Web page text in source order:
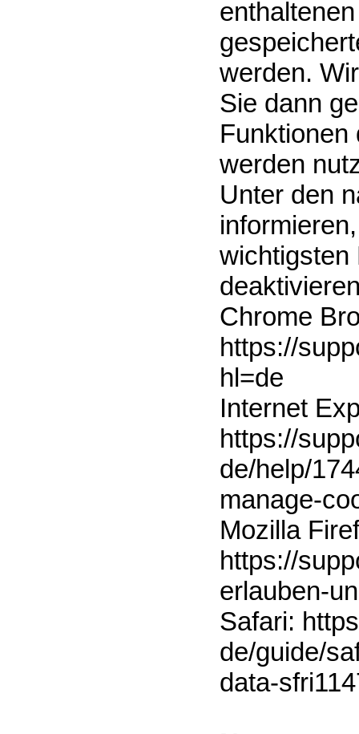
werden.
Sie dann
Funktionen
werden
Unter den
wichtigsten
Chrome
https://
hl=de
Internet
https://
de/help/
manage-
Mozilla
https://
erlauben-
Safari:
de/guide/
data-